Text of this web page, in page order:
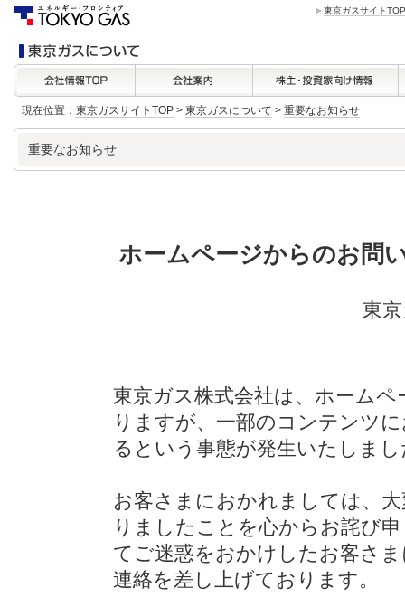
東京ガスサイトTOP
現在位置： 東京ガスサイトTOP > 東京ガスについて > 重要なお知らせ
重要なお知らせ
ホームページからのお問
東
東京ガス株式会社は、ホーム
りますが、一部のコンテンツ
るという事態が発生いたしま
お客さまにおかれましては、
りましたことを心からお詫び
てご迷惑をおかけしたお客さ
連絡を差し上げております。